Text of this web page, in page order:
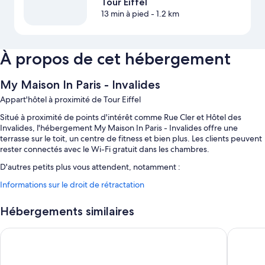
Tour Eiffel
13 min à pied - 1.2 km
À propos de cet hébergement
My Maison In Paris - Invalides
Appart'hôtel à proximité de Tour Eiffel
Situé à proximité de points d'intérêt comme Rue Cler et Hôtel des
Invalides, l'hébergement My Maison In Paris - Invalides offre une
terrasse sur le toit, un centre de fitness et bien plus. Les clients peuvent
rester connectés avec le Wi-Fi gratuit dans les chambres.
D'autres petits plus vous attendent, notamment :
Petit déjeuner continental (en supplément), ascenseur et
Une consigne à bagages et service de conciergerie
Les avis voyageurs sont particulièrement élogieux concernant le
Informations sur le droit de rétractation
Hébergements similaires
Grand Hotel Leveque